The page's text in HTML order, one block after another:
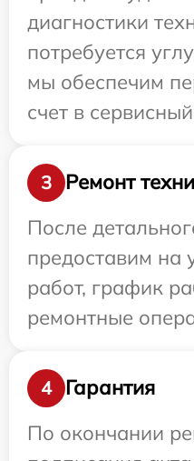
диагностики
потребуется
мы обеспечим
счет в
3
Ремонт
После
предоставим на
работ, график
ремонтные
4
Гарантия
По окончании